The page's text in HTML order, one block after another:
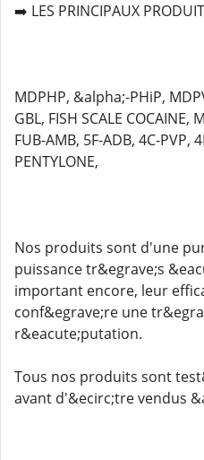
➡️ LES PRINCIPAUX
MDPHP, &alpha;-PHiP,
GBL, FISH SCALE COCAINE,
FUB-AMB, 5F-ADB, 4C-PVP,
PENTYLONE,
Nos produits sont d'une
puissance tr&egrave;s
important encore, leur
conf&egrave;re une
r&eacute;putation.
Tous nos produits sont
avant d'&ecirc;tre vendus